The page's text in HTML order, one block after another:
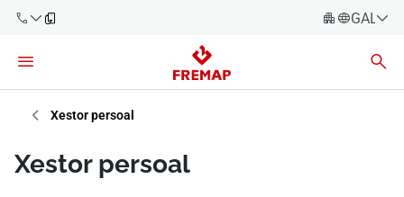
900 61 00
61
+34 91
919 61 61
Español
Xestor persoal
Xestor persoal